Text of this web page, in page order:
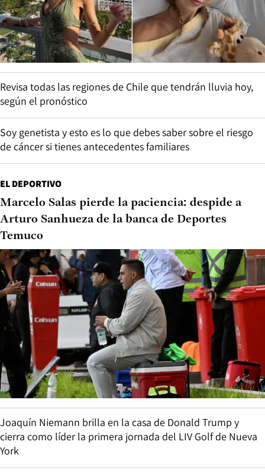
Revisa todas las regiones de Chile que tendrán lluvia hoy,
según el pronóstico
Soy genetista y esto es lo que debes saber sobre el riesgo
de cáncer si tienes antecedentes familiares
EL DEPORTIVO
Marcelo Salas pierde la paciencia: despide a
Arturo Sanhueza de la banca de Deportes
Temuco
Joaquín Niemann brilla en la casa de Donald Trump y
cierra como líder la primera jornada del LIV Golf de Nueva
York